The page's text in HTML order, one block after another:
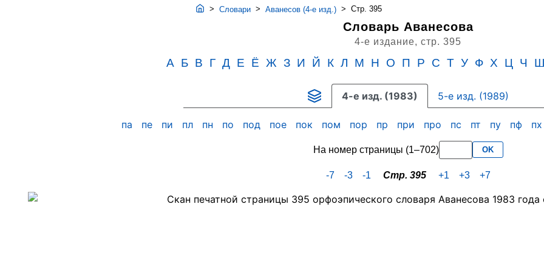
> Словари > Аванесов (4-е изд.) > Стр. 395
Словарь Аванесова
4-е издание, стр. 395
А Б В Г Д Е Ё Ж З И Й К Л М Н О П Р С Т У Ф Х Ц Ч Ш
4-е изд. (1983) 5-е изд. (1989)
па пе пи пл пн по под пое пок пом пор пр при про пс пт пу пф
На номер страницы (1–702) OK
-7 -3 -1 Стр. 395 +1 +3 +7
Скан